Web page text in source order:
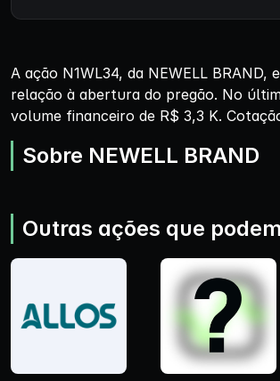
A ação N1WL34, da NEWELL
relação à abertura do pregão. No
volume financeiro de R$ 3,3 K.
Sobre NEWELL BRAND
Outras ações que